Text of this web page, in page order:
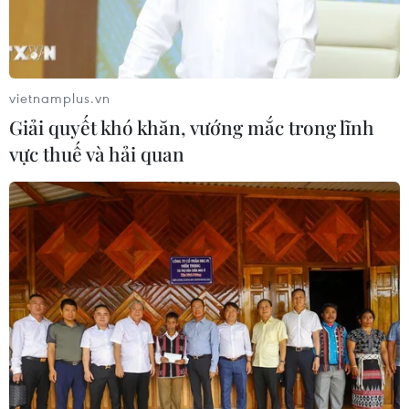
06/08/2026 06:47
CƠ QUAN CHỦ QUẢN: THÔNG TẤN XÃ VIỆT NAM
Tổng Biên tập: TRẦN TIẾN DUẨN
Phó Tổng Biên tập: NGUYỄN THỊ TÁM, KHÚC THANH
THỦY
Sở hữu trí tuệ
Quy định sử dụng
vietnamplus.vn
Giải quyết khó khăn, vướng mắc trong lĩnh
vực thuế và hải quan